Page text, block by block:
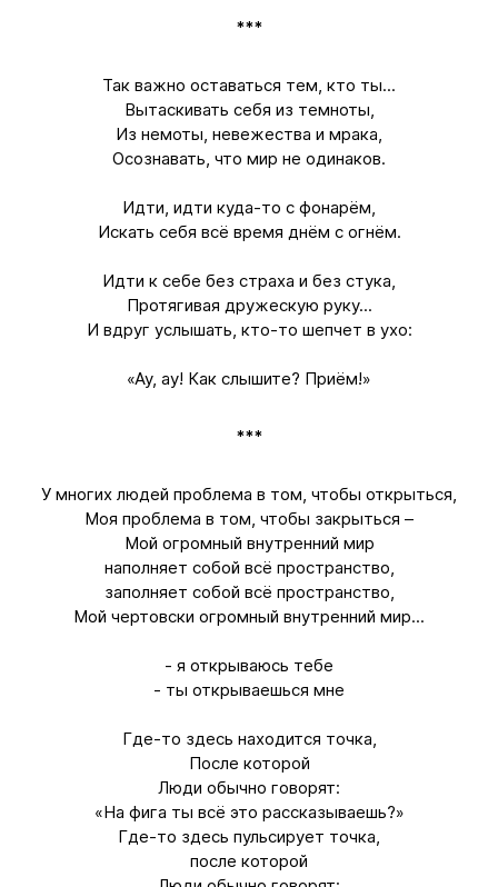
***
Так важно оставаться тем, кто ты...
Вытаскивать себя из темноты,
Из немоты, невежества и мрака,
Осознавать, что мир не одинаков.
Идти, идти куда-то с фонарём,
Искать себя всё время днём с огнём.
Идти к себе без страха и без стука,
Протягивая дружескую руку...
И вдруг услышать, кто-то шепчет в ухо:
«Ау, ау! Как слышите? Приём!»
***
У многих людей проблема в том, чтобы открыться,
Моя проблема в том, чтобы закрыться –
Мой огромный внутренний мир
наполняет собой всё пространство,
заполняет собой всё пространство,
Мой чертовски огромный внутренний мир...
- я открываюсь тебе
- ты открываешься мне
Где-то здесь находится точка,
После которой
Люди обычно говорят:
«На фига ты всё это рассказываешь?»
Где-то здесь пульсирует точка,
после которой